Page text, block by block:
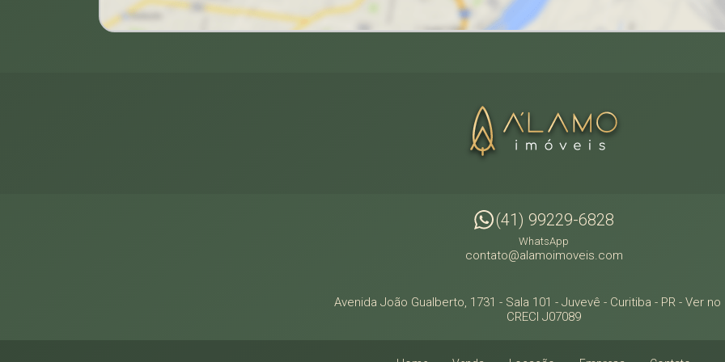
(41) 99229-6828
WhatsApp
contato@alamoimoveis.com
Avenida João Gualberto, 1731 - Sala 101 - Juvevê - Curitiba - PR- Ver no
CRECI J07089